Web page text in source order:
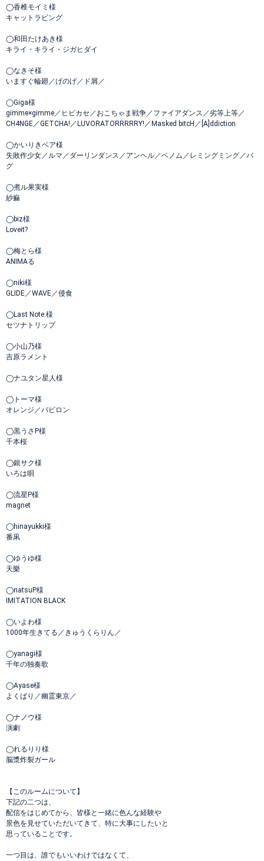
◯香椎モイミ様
キャットラビング
◯和田たけあき様
キライ・キライ・ジガヒダイ
◯なきそ様
いますぐ輪廻／げのげ／ド屑／
◯Giga様
gimme×gimme／ヒビカセ／おこちゃま戦争／ファイアダンス／劣等上等／
CH4NGE／GETCHA!／LUVORATORRRRRY!／Masked bitcH／[A]ddiction
◯かいりきベア様
失敗作少女／ルマ／ダーリンダンス／アンヘル／ベノム／レミングミング／バ
グ
◯煮ル果実様
紗痲
◯biz様
Loveit?
◯梅とら様
ANIMAる
◯niki様
GLIDE／WAVE／侵食
◯Last Note.様
セツナトリップ
◯小山乃様
吉原ラメント
◯ナユタン星人様
◯トーマ様
オレンジ／バビロン
◯黒うさP様
千本桜
◯銀サク様
いろは唄
◯流星P様
magnet
◯hinayukki様
番凩
◯ゆうゆ様
天樂
◯natsuP様
IMITATION BLACK
◯いよわ様
1000年生きてる／きゅうくらりん／
◯yanagi様
千年の独奏歌
◯Ayase様
よくばり／幽霊東京／
◯ナノウ様
演劇
◯れるりり様
脳漿炸裂ガール
【このルームについて】
下記の二つは、
配信をはじめてから、皆様と一緒に色んな経験や
景色を見せていただいてきて、特に大事にしたいと
思っていることです。
一つ目は、誰でもいいわけではなくて、